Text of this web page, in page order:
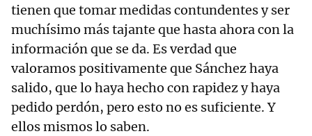
tienen que tomar medidas contundentes y ser
muchísimo más tajante que hasta ahora con la
información que se da. Es verdad que
valoramos positivamente que Sánchez haya
salido, que lo haya hecho con rapidez y haya
pedido perdón, pero esto no es suficiente. Y
ellos mismos lo saben.